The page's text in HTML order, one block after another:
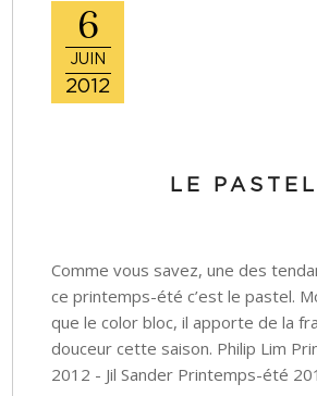
6
JUIN
2012
LE PASTEL
Comme vous savez, une des
ce printemps-été c’est le pastel.
que le color bloc, il apporte de la
douceur cette saison. Philip Lim
2012 - Jil Sander Printemps-été